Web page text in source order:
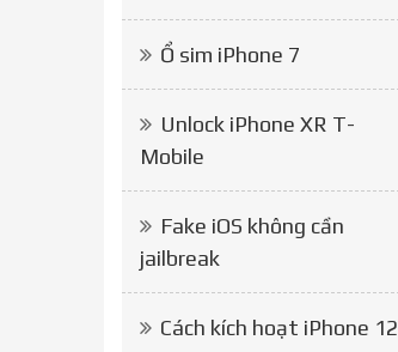
Ổ sim iPhone 7
Unlock iPhone XR T-
Mobile
Fake iOS không cần
jailbreak
Cách kích hoạt iPhone 12